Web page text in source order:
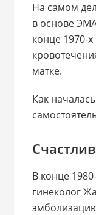
На самом
в основе
конце 1970-
матке.
Как
В конце
гинеколог